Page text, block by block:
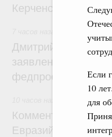
Если
10
для
Керченском
Дмитрий
заявлений от
федпроекта
Комментарий
Евразийского